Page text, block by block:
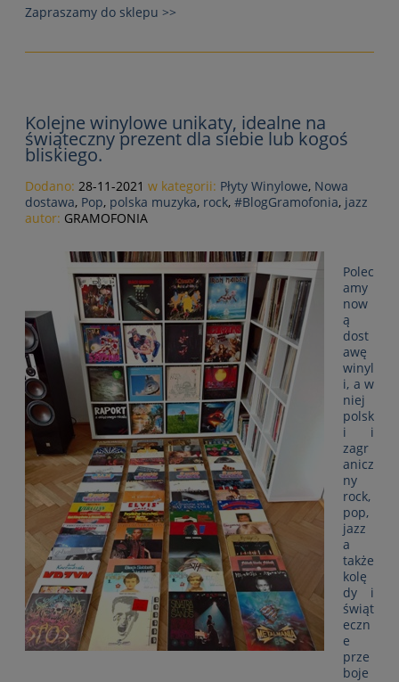
Zapraszamy do sklepu >>
Kolejne winylowe unikaty, idealne na
świąteczny prezent dla siebie lub kogoś
bliskiego.
Dodano: 28-11-2021 w kategorii: Płyty Winylowe, Nowa
dostawa, Pop, polska muzyka, rock, #BlogGramofonia, jazz
autor: GRAMOFONIA
Polec
amy
now
ą
dost
awę
winyl
i, a w
niej
polsk
i i
zagr
anicz
ny
rock,
pop,
jazz
a
także
kolę
dy i
świąt
eczn
e
prze
boje